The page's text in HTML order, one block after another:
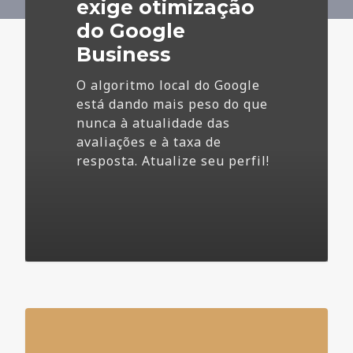
exige otimização
do Google
Business
O algoritmo local do Google
está dando mais peso do que
nunca à atualidade das
avaliações e à taxa de
resposta. Atualize seu perfil!